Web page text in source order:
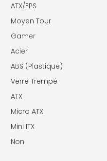
ATX/EPS
Moyen Tour
Gamer
Acier
ABS (Plastique)
Verre Trempé
ATX
Micro ATX
Mini ITX
Non